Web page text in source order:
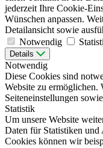
jederzeit Ihre Cookie-
Wünschen anpassen.
Detailansicht sowie
Notwendig
Details
Notwendig
Diese Cookies sind
Website zu ermöglichen.
Seiteneinstellungen
Statistik
Um unsere Website
Daten für Statistiken
Cookies können wir